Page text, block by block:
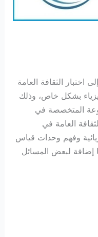
اختبار الثقافة العامة
بشكل خاص، وذلك
المتخصصة في
العامة في
وفهم وحدات قياس
إضافة لبعض المسائل